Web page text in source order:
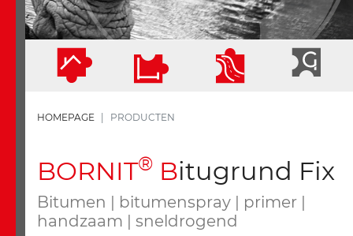
HOMEPAGE PRODUCTEN
BORNIT® Bitugrund Fix
Bitumen | bitumenspray | primer |
handzaam | sneldrogend